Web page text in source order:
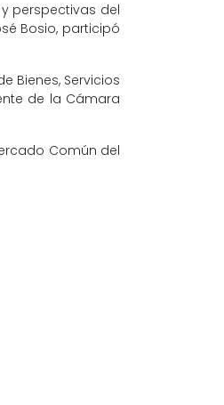
perspectivas del
Bosio, participó
Bienes, Servicios
de la Cámara
Común del